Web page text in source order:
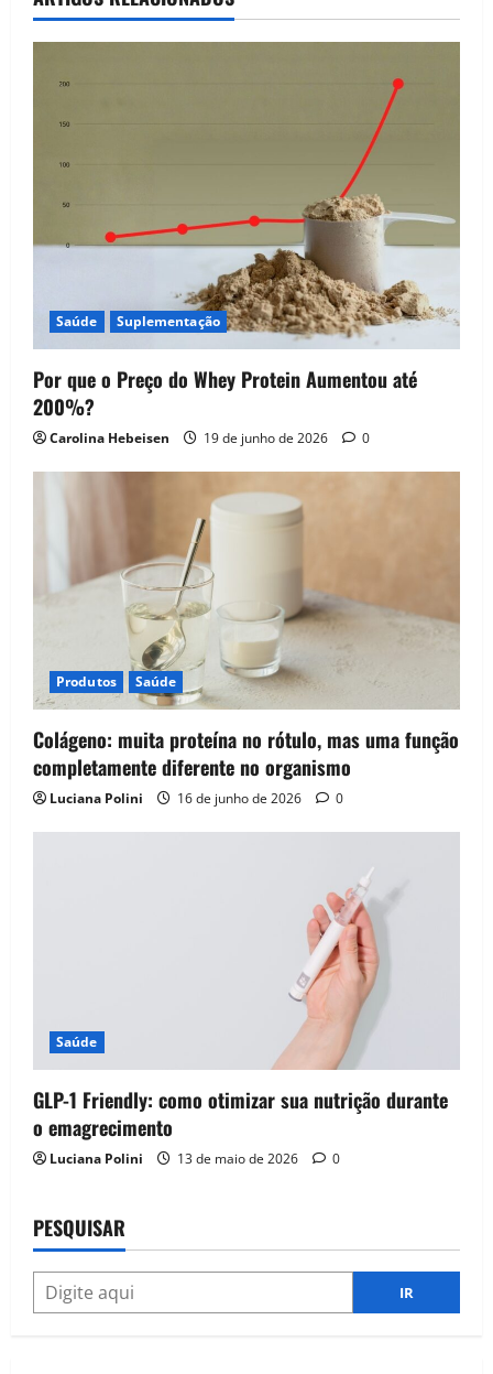
a
t
o
n
Saúde Suplementação
Por que o Preço do Whey Protein Aumentou até
200%?
Carolina Hebeisen 19 de junho de 2026 0
Produtos Saúde
Colágeno: muita proteína no rótulo, mas uma função
completamente diferente no organismo
Luciana Polini 16 de junho de 2026 0
Saúde
GLP-1 Friendly: como otimizar sua nutrição durante
o emagrecimento
Luciana Polini 13 de maio de 2026 0
PESQUISAR
IR